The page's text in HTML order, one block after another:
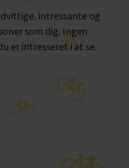
intressante og
som dig. Ingen
er intresseret i at se.